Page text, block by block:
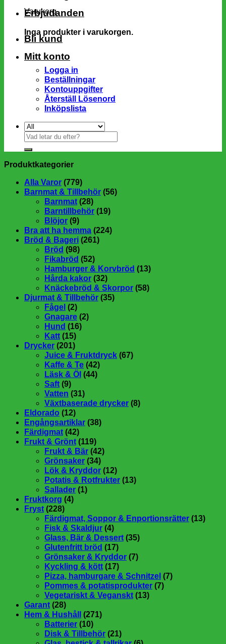
Varukorg
Inga produkter i varukorgen.
Erbjudanden
Bli kund
Mitt konto
Logga in
Beställningar
Kontouppgifter
Återställ Lösenord
Inköpslista
Sök
Produktkategorier
Alla Varor (779)
Barnmat & Tillbehör (56)
Barnmat (28)
Barntillbehör (19)
Blöjor (9)
Bra att ha hemma (224)
Bröd & Bageri (261)
Bröd (98)
Fikabröd (52)
Hamburger & Korvbröd (13)
Hårda kakor (32)
Knäckebröd & Skorpor (58)
Djurmat & Tillbehör (35)
Fågel (2)
Gnagare (2)
Hund (16)
Katt (15)
Drycker (201)
Juice & Fruktdryck (67)
Kaffe & Te (42)
Läsk & Öl (44)
Saft (9)
Vatten (31)
Växtbaserade drycker (8)
Eldorado (12)
Engångsartiklar (38)
Färdigmat (42)
Frukt & Grönt (119)
Frukt & Bär (42)
Grönsaker (34)
Lök & Kryddor (12)
Potatis & Rotfrukter (13)
Sallader (1)
Fruktkorg (4)
Fryst (228)
Färdigmat, Soppor & Enportionsrätter (13)
Fisk & Skaldjur (4)
Glass, Bär & Dessert (35)
Glutenfritt bröd (17)
Grönsaker & Kryddor (7)
Kyckling & kött (17)
Pizza, hamburgare & Schnitzel (7)
Pommes & potatisprodukter (7)
Vegetariskt & Veganskt (13)
Garant (28)
Hem & Hushåll
(271)
Batterier (10)
Disk & Tillbehör (21)